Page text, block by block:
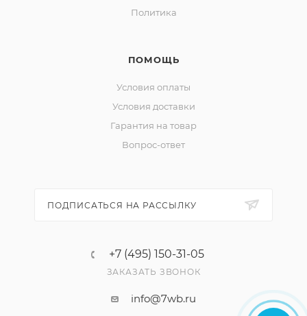
Политика
ПОМОЩЬ
Условия оплаты
Условия доставки
Гарантия на товар
Вопрос-ответ
ПОДПИСАТЬСЯ НА РАССЫЛКУ
+7 (495) 150-31-05
ЗАКАЗАТЬ ЗВОНОК
info@7wb.ru